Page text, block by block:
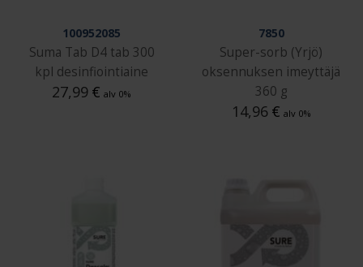
100952085
Suma Tab D4 tab 300
kpl desinfiointiaine
27,99 € alv 0%
7850
Super-sorb (Yrjö)
oksennuksen imeyttäjä
360 g
14,96 € alv 0%